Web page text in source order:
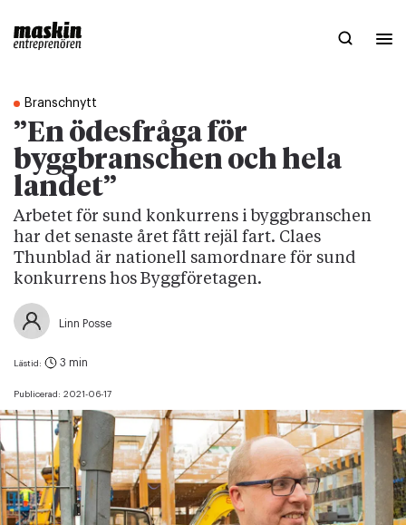
Branschnytt
”En ödesfråga för
byggbranschen och hela
landet”
Arbetet för sund konkurrens i byggbranschen
har det senaste året fått rejäl fart. Claes
Thunblad är nationell samordnare för sund
konkurrens hos Byggföretagen.
Linn Posse
Publicerad: 2021-06-17
Lästid: 3 min